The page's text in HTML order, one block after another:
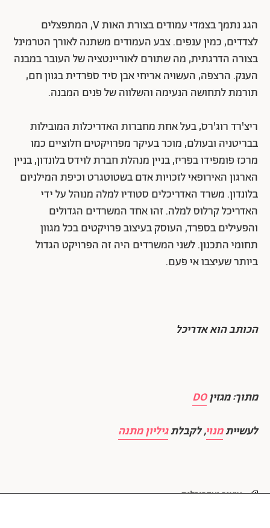
הגג נתמך בצמדי עמודים בצורת האות V, המתפצלים
לצדדים, כמין ענפים. צבע העמודים משתנה לאורך הטרמינל
בצורה הדרגתית, מה שתורם לאוריינטציה של העובר במבנה
הענק. הרצפה, העשויה אריחי אבן סיד ספרדית בגוון חם,
תורמת לתחושה הנעימה והשלווה של פנים המבנה.
ריצ'רד רוג'רס, בעל אחת מחברות האדריכלות המובילות
בבריטניה ובעולם, מוכר בעיקר מפרויקטים חלוציים כמו
מרכז פומפידו בפריז, בניין מנהלת חברת לוידס בלונדון, בניין
הארגון האירופאי לזכויות אדם בשטוטגרט וכיפת המילניום
בלונדון. משרד האדריכלים סטודיו למלה מנוהל על ידי
האדריכל קרלוס למלה. זהו אחד המשרדים הגדולים
והפעילים בספרד, העוסק בעיצוב פרויקטים בכל מגוון
תחומי התכנון. לשני המשרדים היה זה הפרויקט הגדול
ביותר שעיצבו אי פעם.
הכותב הוא אדריכל
מתוך: מגזיןDO
לעשייתמנוי, לקבלתגיליון מתנה
עיצוב ואדריכלות